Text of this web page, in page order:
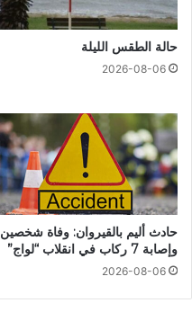
حالة الطقس الليلة
2026-08-06
حادث أليم بالقيروان: وفاة شخصين
وإصابة 7 ركاب في انقلاب “لواج”
2026-08-06